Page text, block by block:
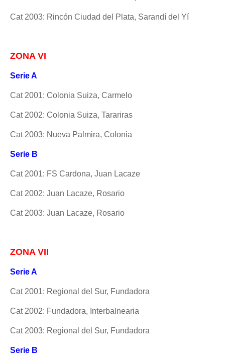
Cat 2003: Rincón Ciudad del Plata, Sarandí del Yí
ZONA VI
Serie A
Cat 2001: Colonia Suiza, Carmelo
Cat 2002: Colonia Suiza, Tarariras
Cat 2003: Nueva Palmira, Colonia
Serie B
Cat 2001: FS Cardona, Juan Lacaze
Cat 2002: Juan Lacaze, Rosario
Cat 2003: Juan Lacaze, Rosario
ZONA VII
Serie A
Cat 2001: Regional del Sur, Fundadora
Cat 2002: Fundadora, Interbalnearia
Cat 2003: Regional del Sur, Fundadora
Serie B